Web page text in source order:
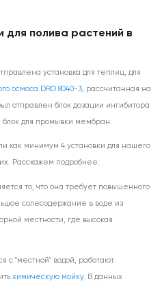
для полива растений в
установка для теплиц, для
осмоса DRO 8040-3, рассчитанная на
отправлен блок дозации ингибитора
блок для промывки мембран.
как минимум 4 установки для нашего
Расскажем подробнее:
то, что она требует повышенного
солесодержание в воде из
местности, где высокая
с "местной" водой, работают
химическую мойку. В данных